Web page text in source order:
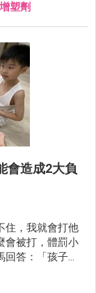
增塑劑
會造成2大負
住，我就會打他
會被打，體罰小
答：「孩子都
這次要來跟大